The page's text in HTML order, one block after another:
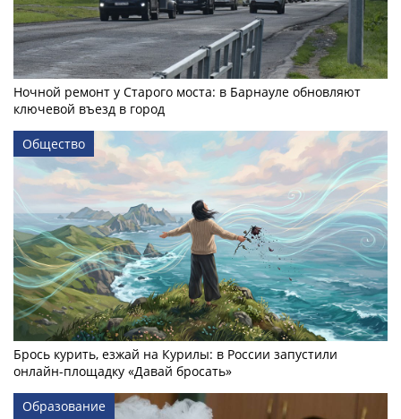
Ночной ремонт у Старого моста: в Барнауле обновляют
ключевой въезд в город
Общество
Брось курить, езжай на Курилы: в России запустили
онлайн-­площадку «Давай бросать»
Образование